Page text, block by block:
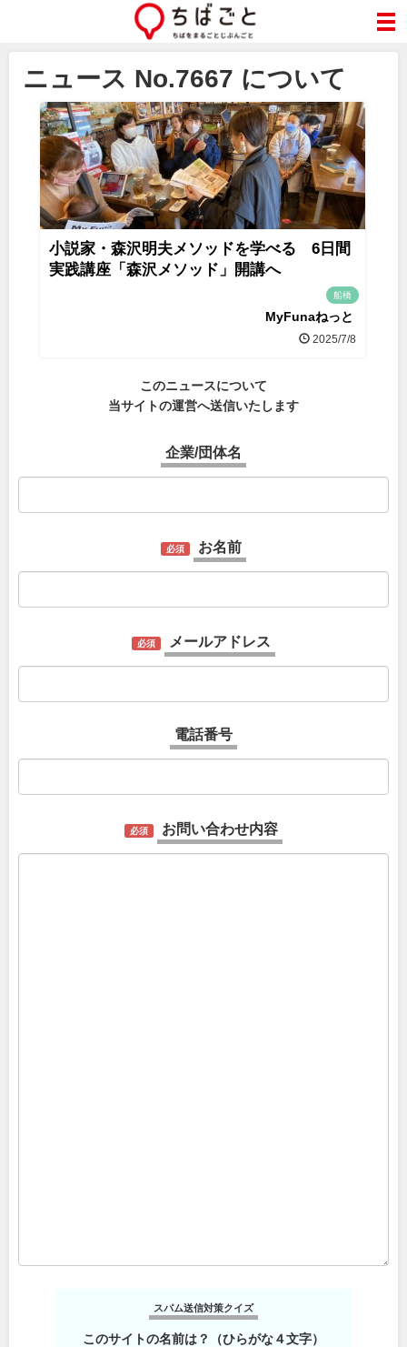
ニュース No.7667 について
小説家・森沢明夫メソッドを学べる 6日間
実践講座「森沢メソッド」開講へ
船橋
MyFunaねっと
2025/7/8
このニュースについて
当サイトの運営へ送信いたします
企業/団体名
必須 お名前
必須 メールアドレス
電話番号
必須 お問い合わせ内容
スパム送信対策クイズ
このサイトの名前は？（ひらがな４文字）